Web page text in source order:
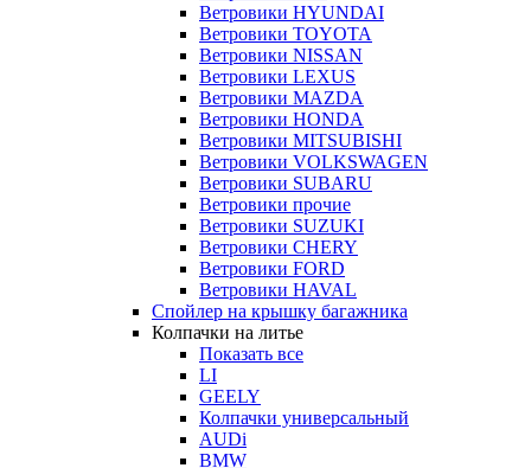
Ветровики HYUNDAI
Ветровики TOYOTA
Ветровики NISSAN
Ветровики LEXUS
Ветровики MAZDA
Ветровики HONDA
Ветровики MITSUBISHI
Ветровики VOLKSWAGEN
Ветровики SUBARU
Ветровики прочие
Ветровики SUZUKI
Ветровики CHERY
Ветровики FORD
Ветровики HAVAL
Спойлер на крышку багажника
Колпачки на литье
Показать все
LI
GEELY
Колпачки универсальный
AUDi
BMW